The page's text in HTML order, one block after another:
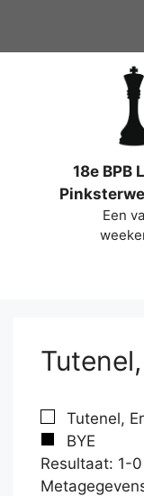
de
18e BPB
Een
Tutenel,
BYE
Resultaat: 1-0